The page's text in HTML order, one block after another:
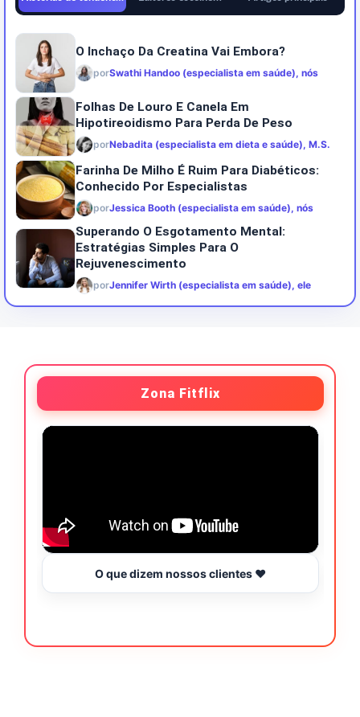
O Inchaço Da Creatina Vai Embora?
porSwathi Handoo (especialista em saúde), nós
Folhas De Louro E Canela Em
Hipotireoidismo Para Perda De Peso
porNebadita (especialista em dieta e saúde), M.S.
Farinha De Milho É Ruim Para Diabéticos:
Conhecido Por Especialistas
porJessica Booth (especialista em saúde), nós
Superando O Esgotamento Mental:
Estratégias Simples Para O
Rejuvenescimento
porJennifer Wirth (especialista em saúde), ele
Zona Fitflix
O que dizem nossos clientes ❤️